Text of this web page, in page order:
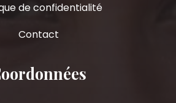
de confidentialité
Contact